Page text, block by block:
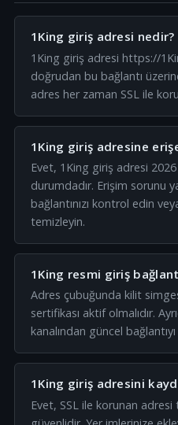
1King giriş adresi nedir?
1King giriş adresi https://
doğrudan bu bağlantı
adres her zaman SSL ile
1King giriş adresine
Evet, 1King giriş adresi 2026
durumdadır. Erişim sorunu
bağlantınızı kontrol edin
temizleyin.
1King resmi giriş
Adres çubuğunda kilit
sertifikası aktif olmalıdır.
kanalından güncel
1King giriş adresini
Evet, SSL ile korunan adresi